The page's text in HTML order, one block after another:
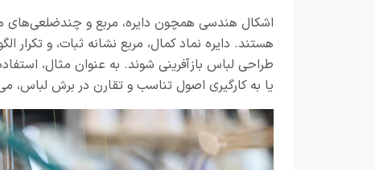
اشکال هندسی همچون دایره، مربع و چندضلعی‌های
هستند. دایره نماد کمال، مربع نشانه ثبات، و تکرار
طراحی لباس بازآفرینی شوند. به عنوان مثال،
یا به کارگیری اصول تناسب و تقارن در برش لباس،